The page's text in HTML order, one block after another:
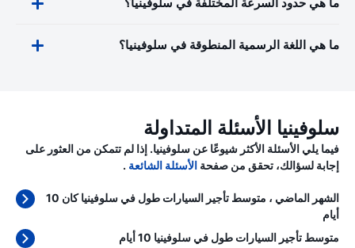
ما هي حدود السرعة المختلفة في سلوفينيا؟
ما هي اللغة الرسمية المنطوقة في سلوفينيا؟
سلوفينيا الأسئلة المتداولة
فيما يلي الأسئلة الأكثر شيوعًا عن سلوفينيا. إذا لم تتمكن من العثور على
إجابة لسؤالك، تحقق من صفحة الأسئلة الشائعة .
الشهر الماضي ، متوسط تأجير السيارات طول في سلوفينيا كان 10
أيام
متوسط تأجير السيارات طول في سلوفينيا 10 أيام